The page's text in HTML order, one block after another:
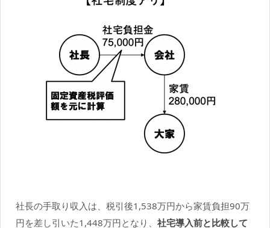
社長の手取り収入は、税引後1,538万円から家賃負担90万
円を差し引いた1,448万円となり、 社宅導入前と比較して